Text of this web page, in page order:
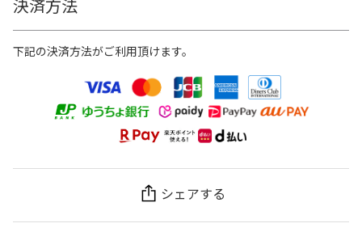
決済方法
下記の決済方法がご利用頂けます。
シェアする